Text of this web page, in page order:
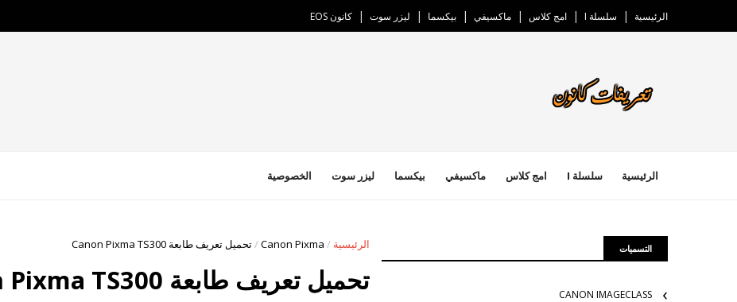
الرئيسية سلسلة I امج كلاس ماكسيفي بيكسما ليزر سوت كانون EOS
الرئيسية سلسلة I امج كلاس ماكسيفي بيكسما ليزر سوت الخصوصية
الرئيسية /
Canon Pixma
/تحميل تعريف طابعة Canon Pixma TS300
تحميل تعريف طابعة Canon Pixma TS300
التسميات
CANON IMAGECLASS